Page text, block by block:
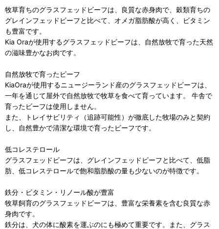
牧草育ちのグラスフェッドビーフは、良質な赤身肉で、穀類育ちの
グレインフェッドビーフと比べて、オメガ脂肪酸が高く、ビタミン
も豊富です。
Kia Oraが使用するグラスフェッドビーフは、自然放牧で育った天然
の滋味豊かなお肉です。
自然放牧で育ったビーフ
KiaOraが使用するニュージーランド産のグラスフェッドビーフは、
一年を通じて屋外で自然放牧で牧草を食べて育っています。 牛舎で
育ったビーフは使用しません。
また、トレイサビリティ（追跡可能性）が徹底した牧場のみと契約
し、自然豊かで清潔な環境で育ったビーフです。
低コレステロール
グラスフェッドビーフは、グレインフェッドビーフと比べて、低脂
肪、低コレステロールで飽和脂肪酸の量も少ないのが特徴です。
鉄分・ビタミン・リノール酸が豊富
牧草飼育のグラスフェッドビーフは、豊富な栄養素を含む良質な赤
身肉です。
鉄分は、犬の体に酸素を運ぶのにも極めて重要です。また、グラス